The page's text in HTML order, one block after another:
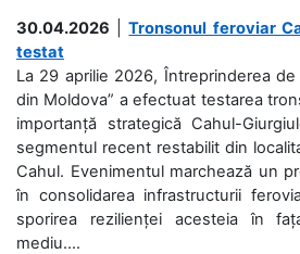
30.04.2026 |Tronsonul feroviar
testat
La 29 aprilie 2026, Întreprinderea de
din Moldova” a efectuat testarea
importanță strategică Cahul-
segmentul recent restabilit din
Cahul. Evenimentul marchează un
în consolidarea infrastructurii
sporirea rezilienței acesteia în
mediu....